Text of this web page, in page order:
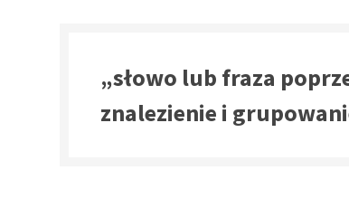
„słowo lub fraza
znalezienie i